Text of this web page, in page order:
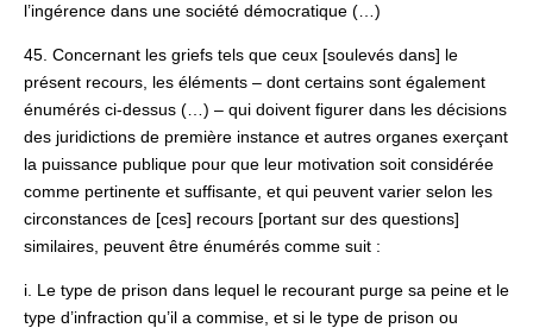
l’ingérence dans une société démocratique (…)
45. Concernant les griefs tels que ceux [soulevés dans] le
présent recours, les éléments – dont certains sont également
énumérés ci-dessus (…) – qui doivent figurer dans les décisions
des juridictions de première instance et autres organes exerçant
la puissance publique pour que leur motivation soit considérée
comme pertinente et suffisante, et qui peuvent varier selon les
circonstances de [ces] recours [portant sur des questions]
similaires, peuvent être énumérés comme suit :
i. Le type de prison dans lequel le recourant purge sa peine et le
type d’infraction qu’il a commise, et si le type de prison ou